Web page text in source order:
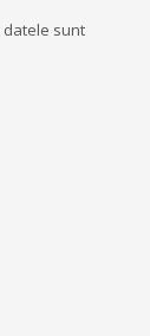
datele sunt